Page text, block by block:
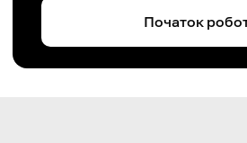
Початок